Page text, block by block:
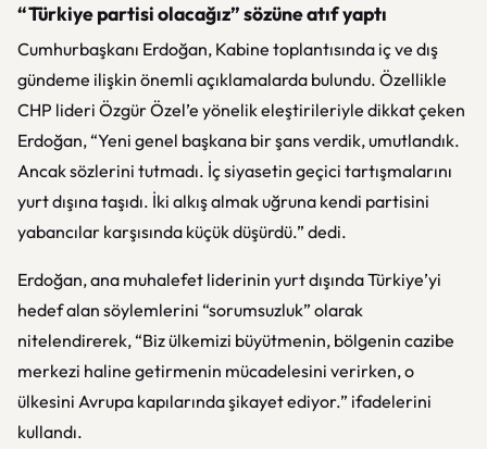
“Türkiye partisi olacağız” sözüne atıf yaptı
Cumhurbaşkanı Erdoğan, Kabine toplantısında iç ve dış
gündeme ilişkin önemli açıklamalarda bulundu. Özellikle
CHP lideri Özgür Özel’e yönelik eleştirileriyle dikkat çeken
Erdoğan, “Yeni genel başkana bir şans verdik, umutlandık.
Ancak sözlerini tutmadı. İç siyasetin geçici tartışmalarını
yurt dışına taşıdı. İki alkış almak uğruna kendi partisini
yabancılar karşısında küçük düşürdü.” dedi.
Erdoğan, ana muhalefet liderinin yurt dışında Türkiye’yi
hedef alan söylemlerini “sorumsuzluk” olarak
nitelendirerek, “Biz ülkemizi büyütmenin, bölgenin cazibe
merkezi haline getirmenin mücadelesini verirken, o
ülkesini Avrupa kapılarında şikayet ediyor.” ifadelerini
kullandı.